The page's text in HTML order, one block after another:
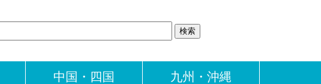
中国・四国 九州・沖縄